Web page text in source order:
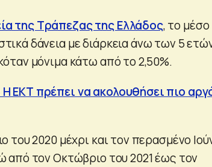
της Τράπεζας της Ελλάδος, το μέσο
δάνεια με διάρκεια άνω των 5
μόνιμα κάτω από το 2,50%.
ΕΚΤ πρέπει να ακολουθήσει πιο
του 2020 μέχρι και τον περασμένο
από τον Οκτώβριο του 2021 έως τον